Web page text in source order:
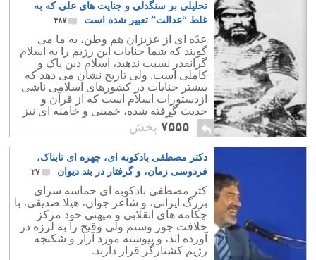
تحلیلی بر سنگدلی و جنایت های علی که به
غلط “عدالت” تعبیر شده است
۴۸۷
عدّه ای از عزیزان هم وطن، به ما می
گویند که شما جنایات این رژیم را به اسلام
گرانقدر نسبت ندهید، اسلام دین پاک و
کاملی است. ولی تاریخ نشان می دهد که
بیشتر جنایات در کشورهای اسلامی ناشی
ازدستورات اسلام است که از قرآن و
حدیث گرفته شده، خمینی و خامنه ای نیز
تا کنون آن را به شدت اجراء کرده اند.
۷۵۵۵ پخش
دکتر مصطفی بادکوبه ای، چهره ای تابناک،
فردوسی زمان، و گرفتار در بند دیوان
۲۷
کتر مصطفی بادکوبه ای حماسه سرای
بزرگ ایرانی، و شاعر جوان، هیلا صدیقی، با
چکامه های انقلابی و میهنی خود مرکز
خلافت جور وستم ولی وقیح را به لرزه در
آورده اند، و پیوسته مورد آزار و شکنجه
رژیم کشتارگر قرار دارند.